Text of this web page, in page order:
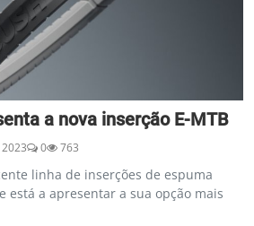
a nova inserção E-MTB
0 763
linha de inserções de espuma
está a apresentar a sua opção mais